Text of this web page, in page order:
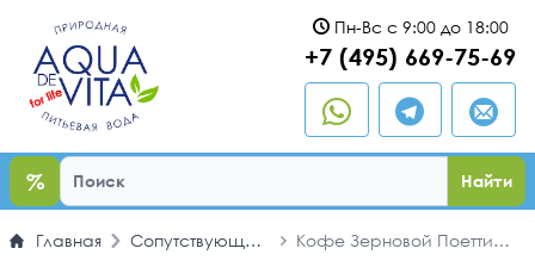
Пн-Вс с 9:00 до 18:00
+7 (495) 669-75-69
% Найти
Главная
Сопутствующие
Кофе Зерновой Поетти